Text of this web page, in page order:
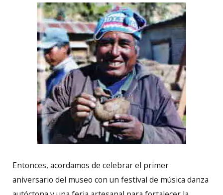
Entonces, acordamos de celebrar el primer
aniversario del museo con un festival de música danza